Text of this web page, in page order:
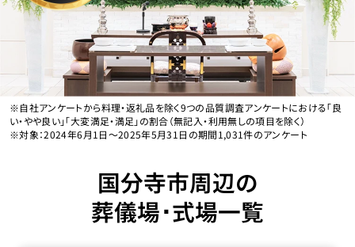
※自社アンケートから料理・返礼品を除く9つの品質調査アンケートにおける「良
い・やや良い」「大変満足・満足」の割合（無記入・利用無しの項目を除く）
※対象：2024年6月1日〜2025年5月31日の期間1,031件のアンケート
国分寺市周辺の
葬儀場･式場一覧